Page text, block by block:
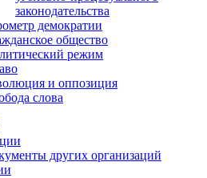
законодательства
демократии
общество
режим
и оппозиция
слова
других организаций